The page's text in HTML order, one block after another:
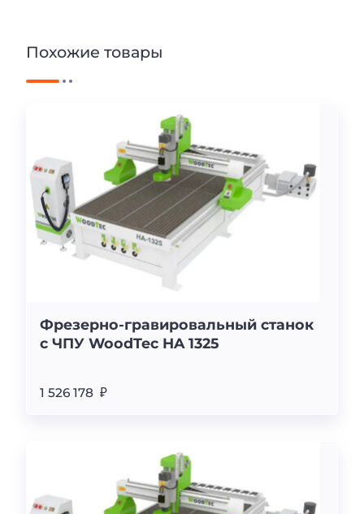
Похожие товары
Фрезерно-гравировальный станок
с ЧПУ WoodTec HA 1325
1 526 178 ₽